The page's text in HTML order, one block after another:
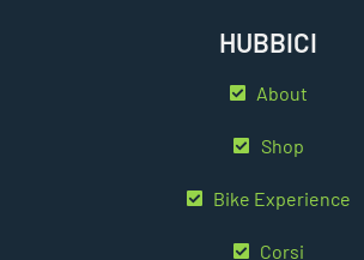
HUBBICI
About
Shop
Bike Experience
Corsi